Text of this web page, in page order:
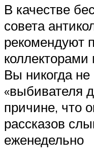
В качестве
совета
рекомендуют
коллекторами
Вы никогда
«выбивателя
причине, что
рассказов
еженедельно